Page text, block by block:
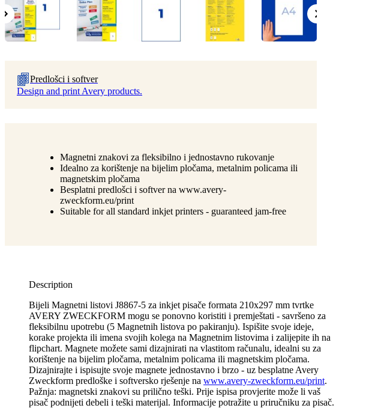
Predlošci i softver
Design and print Avery products.
Magnetni znakovi za fleksibilno i jednostavno rukovanje
Idealno za korištenje na bijelim pločama, metalnim policama ili
magnetskim pločama
Besplatni predlošci i softver na www.avery-
zweckform.eu/print
Suitable for all standard inkjet printers - guaranteed jam-free
Description
Bijeli Magnetni listovi J8867-5 za inkjet pisače formata 210x297 mm tvrtke
AVERY ZWECKFORM mogu se ponovno koristiti i premještati - savršeno za
fleksibilnu upotrebu (5 Magnetnih listova po pakiranju). Ispišite svoje ideje,
korake projekta ili imena svojih kolega na Magnetnim listovima i zalijepite ih na
flipchart. Magnete možete sami dizajnirati na vlastitom računalu, idealni su za
korištenje na bijelim pločama, metalnim policama ili magnetskim pločama.
Dizajnirajte i ispisujte svoje magnete jednostavno i brzo - uz besplatne Avery
Zweckform predloške i softversko rješenje na www.avery-zweckform.eu/print.
Pažnja: magnetski znakovi su prilično teški. Prije ispisa provjerite može li vaš
pisač podnijeti debeli i teški materijal. Informacije potražite u priručniku za pisač.